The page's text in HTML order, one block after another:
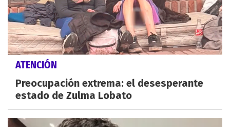
ATENCIÓN
Preocupación extrema: el desesperante
estado de Zulma Lobato